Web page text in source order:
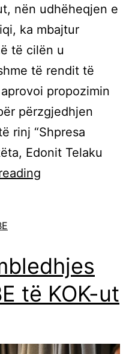
nën udhëheqjen e
ka mbajtur
të cilën u
të rendit të
propozimin
përzgjedhjen
rinj “Shpresa
Edonit Telaku
të KOK-ut